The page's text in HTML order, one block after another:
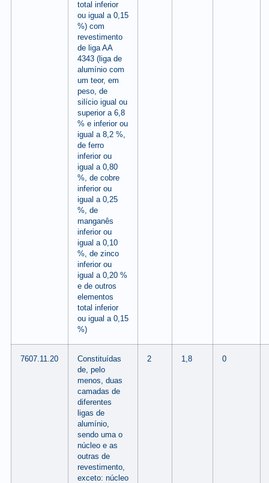
total inferior
ou igual a 0,15
%) com
revestimento
de liga AA
4343 (liga de
alumínio com
um teor, em
peso, de
silício igual ou
superior a 6,8
% e inferior ou
igual a 8,2 %,
de ferro
inferior ou
igual a 0,80
%, de cobre
inferior ou
igual a 0,25
%, de
manganês
inferior ou
igual a 0,10
%, de zinco
inferior ou
igual a 0,20 %
e de outros
elementos
total inferior
ou igual a 0,15
%)
7607.11.20
Constituídas
de, pelo
menos, duas
camadas de
diferentes
ligas de
alumínio,
sendo uma o
núcleo e as
outras de
revestimento,
exceto: núcleo
2 1,8 0